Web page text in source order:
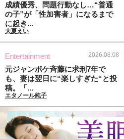
成績優秀、問題行動なし…“普通
の子”が「性加害者」になるまで
に起き...
大夏えい
Entertainment 2026.08.08
元ジャンポケ斉藤に求刑7年で
も、妻は翌日に“楽しすぎた“と投
稿。「...
エタノール純子